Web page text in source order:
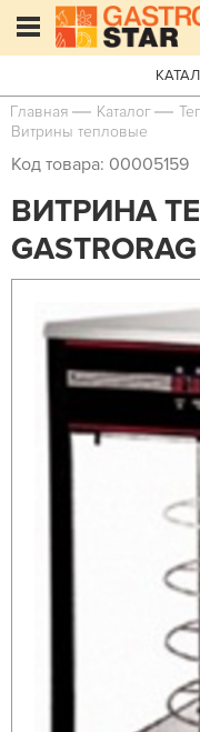
Главная Каталог
Витрины тепловые
Код товара: 00005159
ВИТРИНА